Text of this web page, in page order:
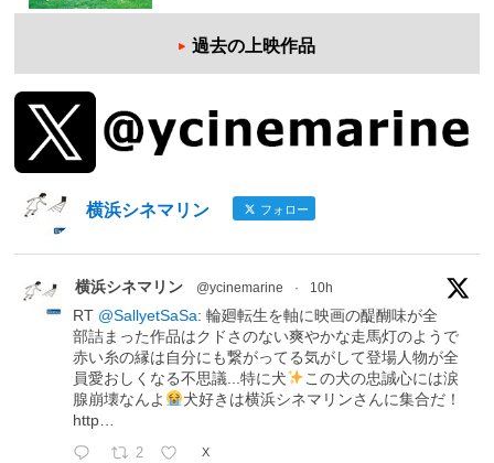
過去の上映作品
横浜シネマリン フォロー
横浜シネマリン @ycinemarine · 10h
RT @SallyetSaSa: 輪廻転生を軸に映画の醍醐味が全
部詰まった作品はクドさのない爽やかな走馬灯のようで
赤い糸の縁は自分にも繋がってる気がして登場人物が全
員愛おしくなる不思議...特に犬
この犬の忠誠心には涙
腺崩壊なんよ
犬好きは横浜シネマリンさんに集合だ！
http…
2 X